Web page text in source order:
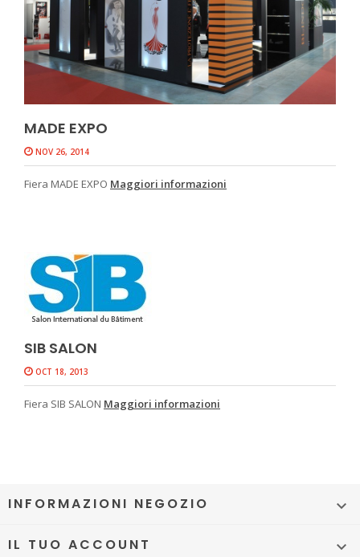
MADE EXPO
NOV 26, 2014
Fiera MADE EXPO Maggiori informazioni
SIB SALON
OCT 18, 2013
Fiera SIB SALON Maggiori informazioni
INFORMAZIONI NEGOZIO 
IL TUO ACCOUNT 